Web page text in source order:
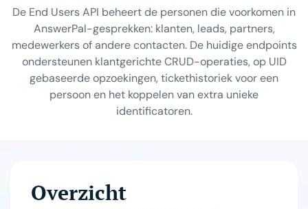
De End Users API beheert de personen die voorkomen in
AnswerPal-gesprekken: klanten, leads, partners,
medewerkers of andere contacten. De huidige endpoints
ondersteunen klantgerichte CRUD-operaties, op UID
gebaseerde opzoekingen, tickethistoriek voor een
persoon en het koppelen van extra unieke
identificatoren.
Overzicht